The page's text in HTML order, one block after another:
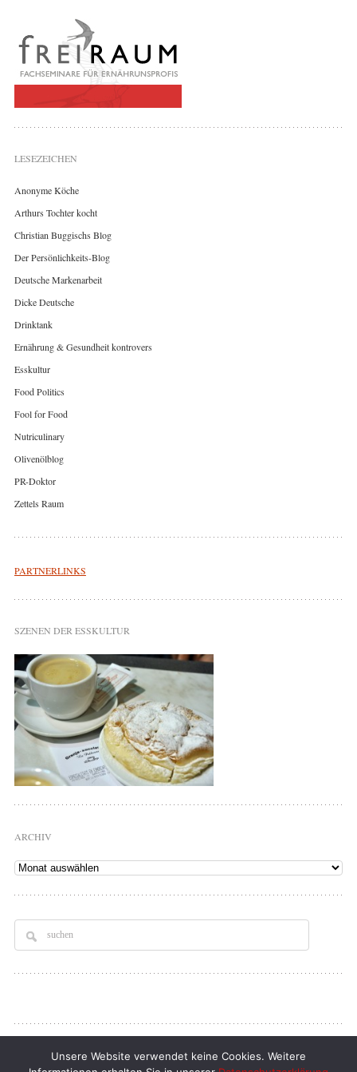
LESEZEICHEN
Anonyme Köche
Arthurs Tochter kocht
Christian Buggischs Blog
Der Persönlichkeits-Blog
Deutsche Markenarbeit
Dicke Deutsche
Drinktank
Ernährung & Gesundheit kontrovers
Esskultur
Food Politics
Fool for Food
Nutriculinary
Olivenölblog
PR-Doktor
Zettels Raum
PARTNERLINKS
SZENEN DER ESSKULTUR
ARCHIV
Archiv
Copyright © 2026Tellerrand. All rights Reserved.
Unsere Website verwendet keine Cookies. Weitere